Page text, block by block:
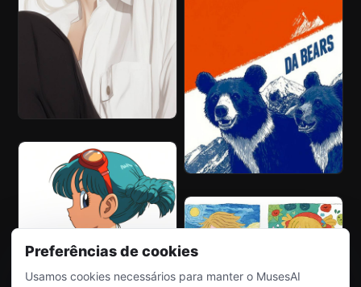
Preferências de cookies
Usamos cookies necessários para manter o MusesAI